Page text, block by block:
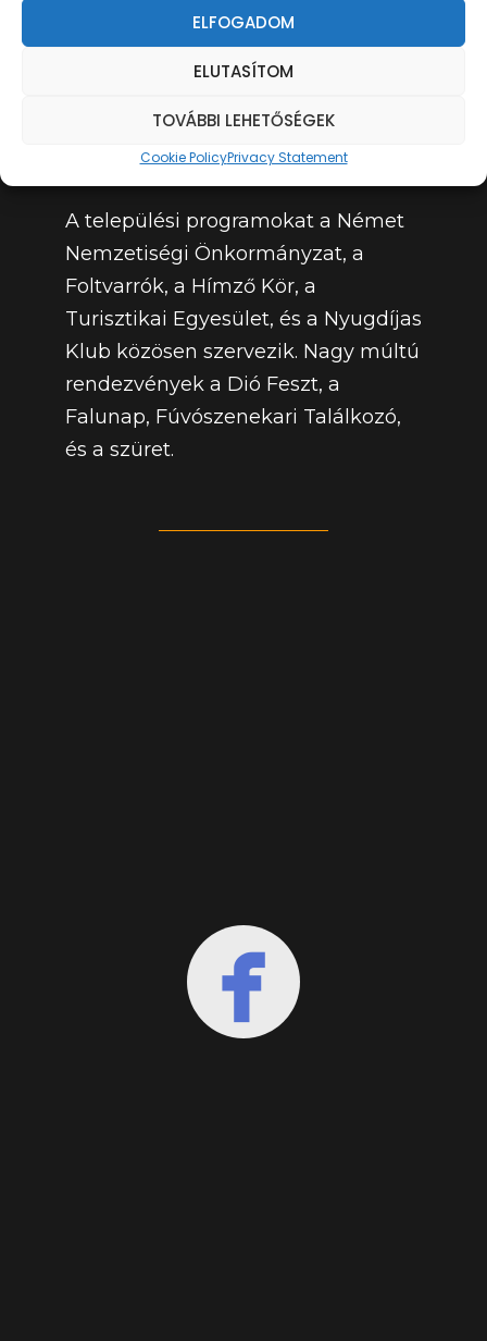
ELFOGADOM
ELUTASÍTOM
TOVÁBBI LEHETŐSÉGEK
Cookie PolicyPrivacy Statement
település-gazdaságnövelő előny
képződik. A liász korú jó minőségű
egyik első erőműve, amely 1909-ben
létesült.
A települési programokat a Német
Nemzetiségi Önkormányzat, a
Foltvarrók, a Hímző Kör, a
Turisztikai Egyesület, és a Nyugdíjas
Klub közösen szervezik. Nagy múltú
rendezvények a Dió Feszt, a
Falunap, Fúvószenekari Találkozó,
és a szüret.